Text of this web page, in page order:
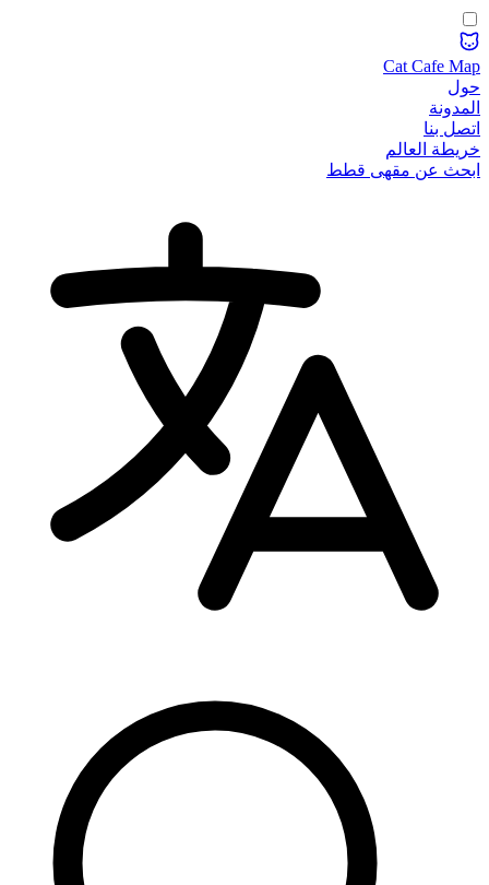
Cat Cafe Map
حول
المدونة
اتصل بنا
خريطة العالم
ابحث عن مقهى قطط